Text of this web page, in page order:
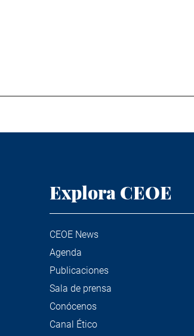
Explora CEOE
CEOE News
Agenda
Publicaciones
Sala de prensa
Conócenos
Canal Ético